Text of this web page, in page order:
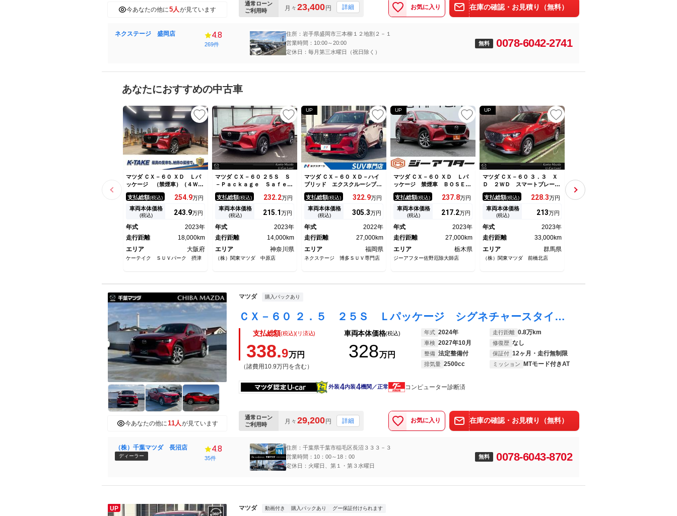
今あなたの他に5人が見ています
通常ローン
ご利用時
月々 23,400円 詳細 お気に入り 在庫の確認・お見積り（無料）
ネクステージ 盛岡店 4.8
269件
住所：岩手県盛岡市三本柳１２地割２－１
営業時間：10:00～20:00
定休日：毎月第三水曜日（祝日除く）
無料 0078-6042-2741
あなたにおすすめの中古車
マツダ ＣＸ－６０ ＸＤ Ｌパ
ッケージ （禁煙車）（４Ｗ
Ｄ）（黒本革）（メーカーナ
ビ）（アラウンドビュー）（レ
ーダークルーズ）（スマートキ
ー）（シートヒーター）（アル
リアゲート）（ＢＳＭ）（純正
２０インチＡＷ）
支払総額(税込) 254.9万円
車両本体価格
(税込) 243.9万円
年式
2023年
走行距離
18,000km
エリア
大阪府
ケーテイク ＳＵＶパーク 摂津
マツダ ＣＸ－６０ ２５Ｓ Ｓ
－Ｐａｃｋａｇｅ Ｓａｆｅｔ
ｙ Ｐａｃｋａｇｅ ３６０°
モニター ＡＬＨ ＭＲＣＣ
レーンキープアシスト ＥＴ
Ｃ レーンアシスト ＢＴ接
ー オートマチックハイビー
ム 記録簿 オートライト キ
置
支払総額(税込) 232.2万円
車両本体価格
(税込) 215.1万円
年式
2023年
走行距離
14,000km
エリア
神奈川県
（株）関東マツダ 中原店
UP
マツダ ＣＸ－６０ ＸＤ－ハイ
ブリッド エクスクルーシブス
ポーツ 純正１２型ナビ 全周
囲カメラ ＢＯＳＥサウンド
黒革シート スマートブレーキ
サポート レーダークルーズ
ト シートベンチレーション
ＬＥＤヘッド
支払総額(税込) 322.9万円
車両本体価格
(税込) 305.3万円
年式
2022年
走行距離
27,000km
エリア
福岡県
ネクステージ 博多ＳＵＶ専門店
UP
マツダ ＣＸ－６０ ＸＤ Ｌパ
ッケージ 禁煙車 ＢＯＳＥサ
ウンドシステム 電動リアゲー
ト マツダコネクトナビ１２．
３インチ アダプティブクルー
ズコントロール シートメモリ
ト アラウンドビューモニタ
ー Ｂｕｌｅｔｏｏ
支払総額(税込) 237.8万円
車両本体価格
(税込) 217.2万円
年式
2023年
走行距離
27,000km
エリア
栃木県
ジーアフター佐野厄除大師店
UP
マツダ ＣＸ－６０ ３．３ Ｘ
Ｄ ２ＷＤ スマートブレーキ
サポート ワンオーナー ＬＥ
Ｄヘッドライト アダプティブ
クルーズコントロール オート
エアコン 地デジ キーレス
エアバック クリアランスソナ
ー オートライト
支払総額(税込) 228.3万円
車両本体価格
(税込) 213万円
年式
2023年
走行距離
33,000km
エリア
群馬県
（株）関東マツダ 前橋北店
Ｐ 禁煙車 純正１２．３イン
チナビ フルセグＴＶ 全周囲
カメラ 本革シート レーダー
支払総額
今あなたの他に 11人 が見ています
マツダ 購入パックあり
ＣＸ－６０ ２．５ ２５Ｓ Ｌパッケージ シグネチャースタイル シートヒーター 黒革シート パワーシート 禁煙車 スマートキー メモリーナビ バックカメラ オートマチックハイビーム キ－レス オートエアコン ＥＴＣ ナビＴＶ アルミ
支払総額(税込)(リ済込)
338.9万円
（諸費用10.9万円を含む）
車両本体価格(税込)
328万円
年式 2024年 走行距離 0.8万km
車検 2027年10月 修復歴 なし
整備 法定整備付 保証付 12ヶ月・走行無制限
排気量 2500cc ミッション MTモード付きAT
外装4内装4機関／正常 コンピューター診断済
通常ローン
ご利用時
月々 29,200 円 詳細 お気に入り 在庫の確認・お見積り（無料）
（株）千葉マツダ 長沼店
ディーラー
4.8
35件
住所：千葉県千葉市稲毛区長沼３３３－３
営業時間：10：00～18：00
定休日：火曜日、第１・第３水曜日
無料 0078-6043-8702
UP マツダ 動画付き 購入パックあり グー保証付けられます